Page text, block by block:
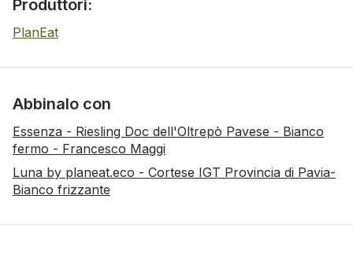
Produttori:
PlanEat
Abbinalo con
Essenza - Riesling Doc dell'Oltrepò Pavese - Bianco
fermo - Francesco Maggi
Luna by planeat.eco - Cortese IGT Provincia di Pavia-
Bianco frizzante